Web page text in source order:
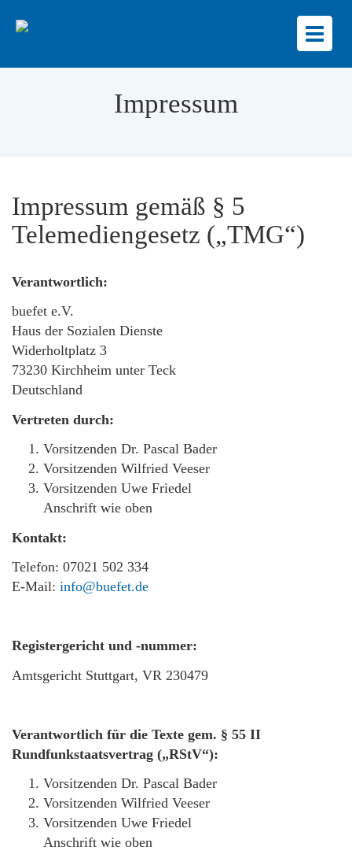
Impressum
Impressum gemäß § 5
Telemediengesetz („TMG“)
Verantwortlich:
buefet e.V.
Haus der Sozialen Dienste
Widerholtplatz 3
73230 Kirchheim unter Teck
Deutschland
Vertreten durch:
Vorsitzenden Dr. Pascal Bader
Vorsitzenden Wilfried Veeser
Vorsitzenden Uwe Friedel
Anschrift wie oben
Kontakt:
Telefon: 07021 502 334
E-Mail: info@buefet.de
Registergericht und -nummer:
Amtsgericht Stuttgart, VR 230479
Verantwortlich für die Texte gem. § 55 II
Rundfunkstaatsvertrag („RStV“):
Vorsitzenden Dr. Pascal Bader
Vorsitzenden Wilfried Veeser
Vorsitzenden Uwe Friedel
Anschrift wie oben